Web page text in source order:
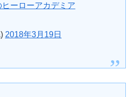
ヒーローアカデミア
2018年3月19日